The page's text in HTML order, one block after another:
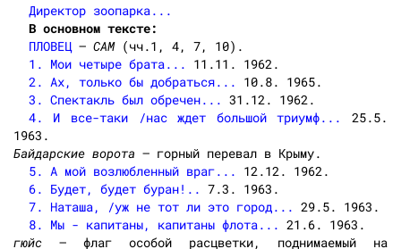
Директор зоопарка...
В основном тексте:
ПЛОВЕЦ— САМ(чч.1, 4, 7, 10).
1. Мои четыре брата... 11.11. 1962.
2. Ах, только бы добраться... 10.8. 1965.
3. Спектакль был обречен... 31.12. 1962.
4. И все-таки /нас ждет большой триумф...
25.5.
1963.
Байдарские ворота — горный перевал в Крыму.
5. А мой возлюбленный враг... 12.12. 1962.
6. Будет, будет буран!.. 7.3. 1963.
7. Наташа, /уж не тот ли это город... 29.5. 1963.
8. Мы - капитаны, капитаны флота... 21.6. 1963.
гюйс — флаг особой расцветки, поднимаемый на